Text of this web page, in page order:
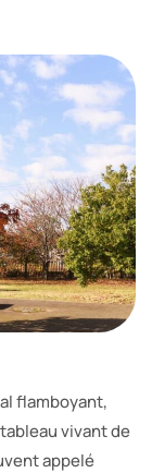
flamboyant,
vivant de
appelé